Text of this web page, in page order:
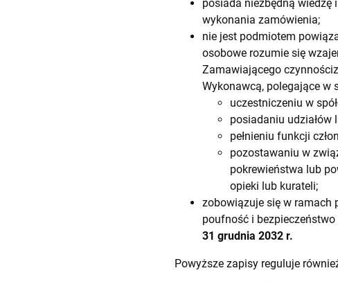
posiada niezbędną wiedzę
wykonania zamówienia;
nie jest podmiotem
osobowe rozumie się
Zamawiającego
Wykonawcą, polegające w
uczestniczeniu w
posiadaniu udziałów
pełnieniu funkcji
pozostawaniu w
pokrewieństwa lub
opieki lub kurateli;
zobowiązuje się w ramach
poufność i
31 grudnia 2032 r.
Powyższe zapisy reguluje